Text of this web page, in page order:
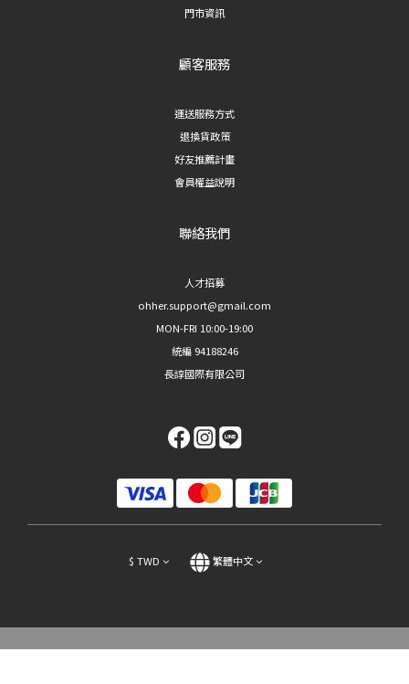
門市資訊
顧客服務
運送服務方式
退換貨政策
好友推薦計畫
會員權益說明
聯絡我們
人才招募
ohher.support@gmail.com
MON-FRI 10:00-19:00
統編 94188246
長諄國際有限公司
$ TWD 繁體中文